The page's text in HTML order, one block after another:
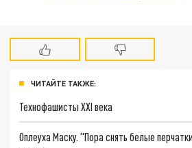
ЧИТАЙТЕ ТАКЖЕ:
Технофашисты XXI века
Оплеуха Маску. "Пора снять белые